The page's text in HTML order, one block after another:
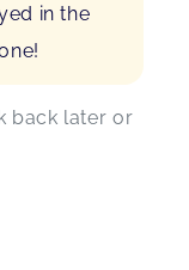
in the
back later or